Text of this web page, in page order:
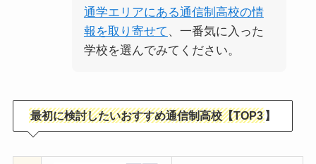
通学エリアにある通信制高校の情
報を取り寄せて 、一番気に入った
学校を選んでみてください。
最初に検討したいおすすめ通信制高校【TOP3 】